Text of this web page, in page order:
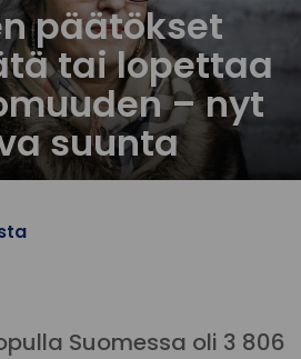
päätökset
tai lopettaa
– nyt
suunta
Suomessa oli 3 806